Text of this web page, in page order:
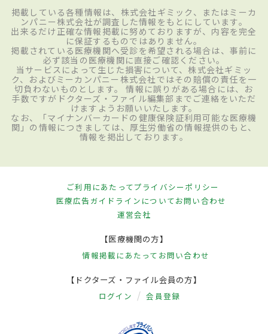
掲載している各種情報は、株式会社ギミック、またはミーカ
ンパニー株式会社が調査した情報をもとにしています。
出来るだけ正確な情報掲載に努めておりますが、内容を完全
に保証するものではありません。
掲載されている医療機関へ受診を希望される場合は、事前に
必ず該当の医療機関に直接ご確認ください。
当サービスによって生じた損害について、株式会社ギミッ
ク、およびミーカンパニー株式会社ではその賠償の責任を一
切負わないものとします。 情報に誤りがある場合には、お
手数ですがドクターズ・ファイル編集部までご連絡をいただ
けますようお願いいたします。
なお、「マイナンバーカードの健康保険証利用可能な医療機
関」の情報につきましては、厚生労働省の情報提供のもと、
情報を掲出しております。
ご利用にあたってプライバシーポリシー
医療広告ガイドラインについてお問い合わせ
運営会社
【医療機関の方】
情報掲載にあたって お問い合わせ
【ドクターズ・ファイル会員の方】
ログイン 会員登録